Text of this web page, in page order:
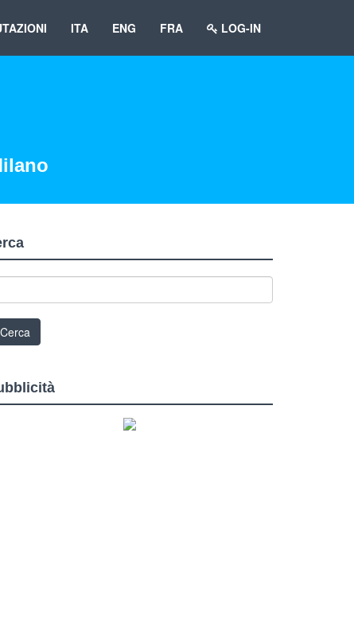
ITA ENG FRA LOG-IN